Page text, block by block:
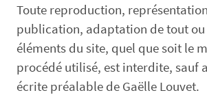
Toute reproduction,
publication, adaptation de tout
éléments du site, quel que soit le
procédé utilisé, est interdite, sauf
écrite préalable de Gaëlle Louvet.